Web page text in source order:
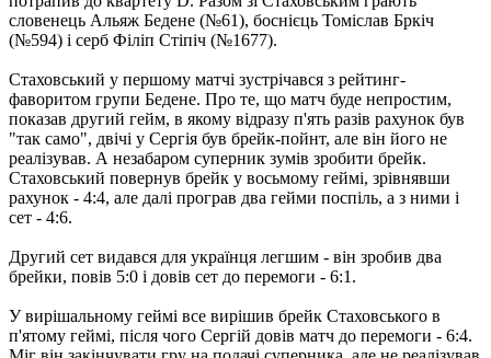
словенець Альяж Бедене (№61), боснієць Томіслав Бркіч
(№594) і серб Філіп Стіпіч (№1677).
Стаховський у першому матчі зустрічався з рейтинг-
фаворитом групи Бедене. Про те, що матч буде непростим,
показав другий гейм, в якому відразу п'ять разів рахунок був
"так само", двічі у Сергія був брейк-пойнт, але він його не
реалізував. А незабаром суперник зумів зробити брейк.
Стаховський повернув брейк у восьмому геймі, зрівнявши
рахунок - 4:4, але далі програв два гейми поспіль, а з ними і
сет - 4:6.
Другий сет видався для українця легшим - він зробив два
брейки, повів 5:0 і довів сет до перемоги - 6:1.
У вирішальному геймі все вирішив брейк Стаховського в
п'ятому геймі, після чого Сергій довів матч до перемоги - 6:4.